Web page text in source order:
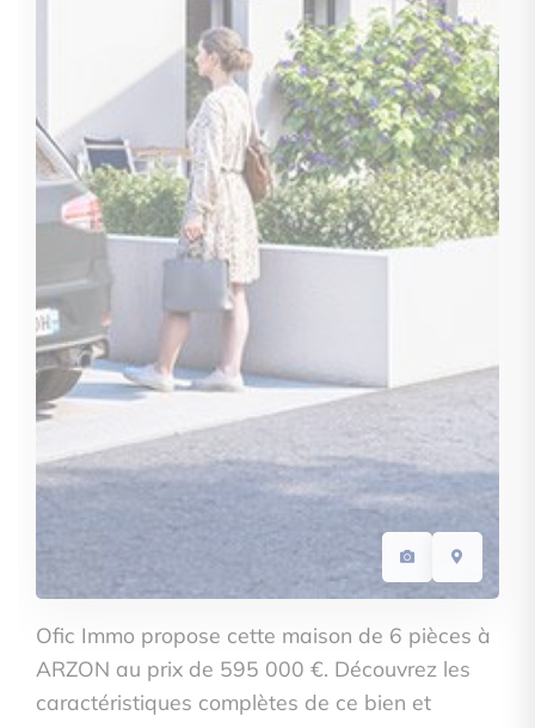
Ofic Immo propose cette maison de 6 pièces à
ARZON au prix de 595 000 €. Découvrez les
caractéristiques complètes de ce bien et